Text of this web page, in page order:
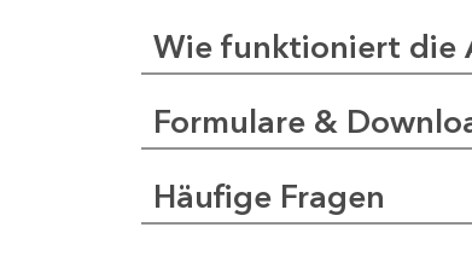
Wie funktioniert die
Formulare &
Häufige Fragen